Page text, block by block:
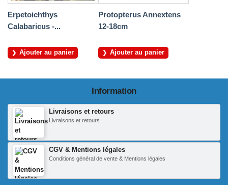
Erpetoichthys
Calabaricus -...
Ajouter au panier
Protopterus Annextens
12-18cm
Ajouter au panier
Information
Livraisons et retours
Livraisons et retours
CGV & Mentions légales
Conditions général de vente & Mentions légales